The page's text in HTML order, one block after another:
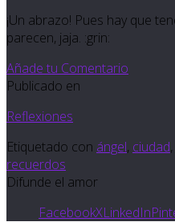
¡Un abrazo! Pues hay que
parecen, jaja. :grin:
Añade tu Comentario
Publicado en
Reflexiones
Etiquetado con ángel, ciudad,
recuerdos
Difunde el amor
FacebookXLinkedIn